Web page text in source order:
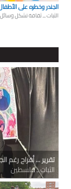
الجندر وخطره على
الثبات ــ ثقافة تشكل
تقرير ... مخيمات
يواصلون احتجاجاتهم
الثبات ـ دولي